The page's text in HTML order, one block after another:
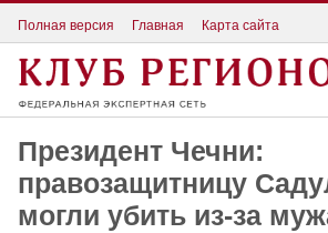
Полная версия Главная Карта сайта
Президент Чечни:
правозащитницу
могли убить из-за